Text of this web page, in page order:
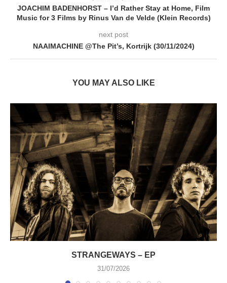
JOACHIM BADENHORST – I’d Rather Stay at Home, Film
Music for 3 Films by Rinus Van de Velde (Klein Records)
next post
NAAIMACHINE @The Pit’s, Kortrijk (30/11/2024)
YOU MAY ALSO LIKE
STRANGEWAYS – EP
31/07/2026